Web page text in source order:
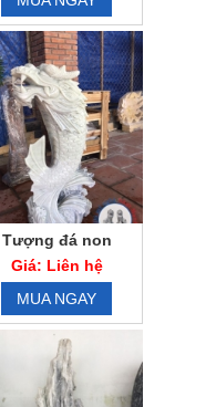
Tượng đá non
nước nghệ thuật
Giá: Liên hệ
MUA NGAY